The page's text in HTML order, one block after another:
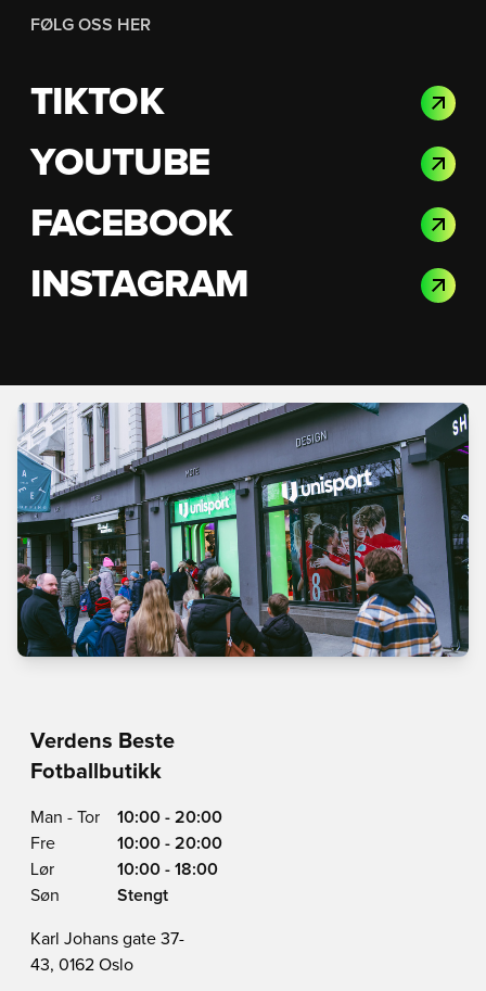
FØLG OSS HER
TIKTOK
YOUTUBE
FACEBOOK
INSTAGRAM
Verdens Beste
Fotballbutikk
Man - Tor
10:00 - 20:00
Fre
10:00 - 20:00
Lør
10:00 - 18:00
Søn
Stengt
Karl Johans gate 37-
43, 0162 Oslo